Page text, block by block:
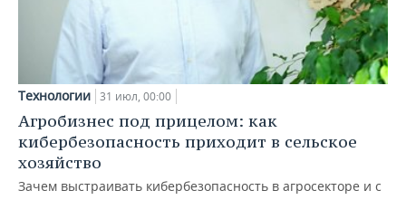
Технологии 31 июл, 00:00
Агробизнес под прицелом: как
кибербезопасность приходит в сельское
хозяйство
Зачем выстраивать кибербезопасность в агросекторе и с